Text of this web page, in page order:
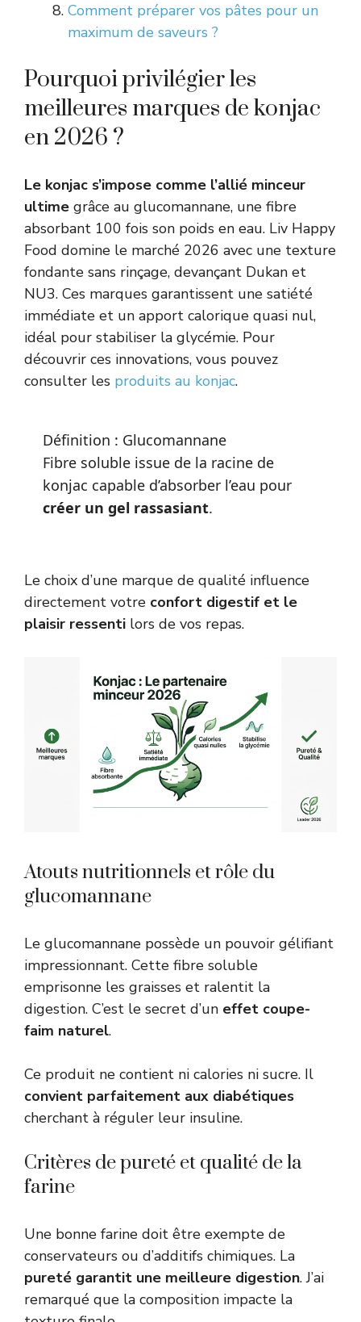
Comment préparer vos pâtes pour un
maximum de saveurs ?
Pourquoi privilégier les
meilleures marques de konjac
en 2026 ?
Le konjac s’impose comme l’allié minceur
ultime grâce au glucomannane, une fibre
absorbant 100 fois son poids en eau. Liv Happy
Food domine le marché 2026 avec une texture
fondante sans rinçage, devançant Dukan et
NU3. Ces marques garantissent une satiété
immédiate et un apport calorique quasi nul,
idéal pour stabiliser la glycémie. Pour
découvrir ces innovations, vous pouvez
consulter les produits au konjac.
Définition : Glucomannane
Fibre soluble issue de la racine de
konjac capable d’absorber l’eau pour
créer un gel rassasiant.
Le choix d’une marque de qualité influence
directement votre confort digestif et le
plaisir ressenti lors de vos repas.
Atouts nutritionnels et rôle du
glucomannane
Le glucomannane possède un pouvoir gélifiant
impressionnant. Cette fibre soluble
emprisonne les graisses et ralentit la
digestion. C’est le secret d’un effet coupe-
faim naturel.
Ce produit ne contient ni calories ni sucre. Il
convient parfaitement aux diabétiques
cherchant à réguler leur insuline.
Critères de pureté et qualité de la
farine
Une bonne farine doit être exempte de
conservateurs ou d’additifs chimiques. La
pureté garantit une meilleure digestion. J’ai
remarqué que la composition impacte la